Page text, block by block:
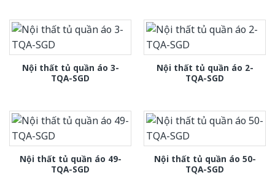
Nội thất tủ quần áo 3-
TQA-SGD
Nội thất tủ quần áo 2-
TQA-SGD
Nội thất tủ quần áo 49-
TQA-SGD
Nội thất tủ quần áo 50-
TQA-SGD